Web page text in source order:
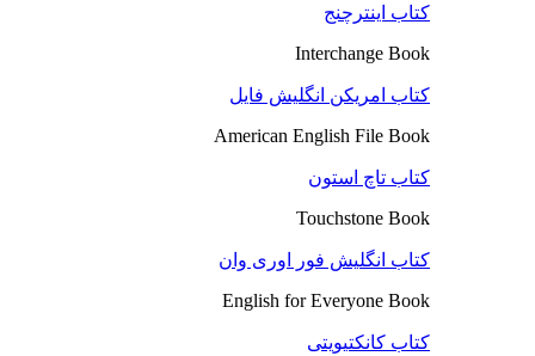
کتاب اینترچنج
Interchange Book
کتاب امریکن انگلیش فایل
American English File Book
کتاب تاچ استون
Touchstone Book
کتاب انگلیش فور اوری وان
English for Everyone Book
کتاب کانکتیویتی